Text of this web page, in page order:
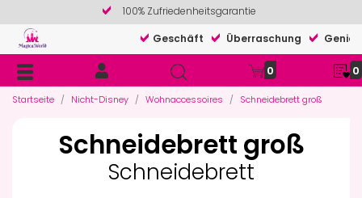
100% Zufriedenheitsgarantie
Geschäft
Überraschung
0 0
Startseite Nicht-Disney Wohnaccessoires Schneidebrett groß
Schneidebrett groß
Schneidebrett